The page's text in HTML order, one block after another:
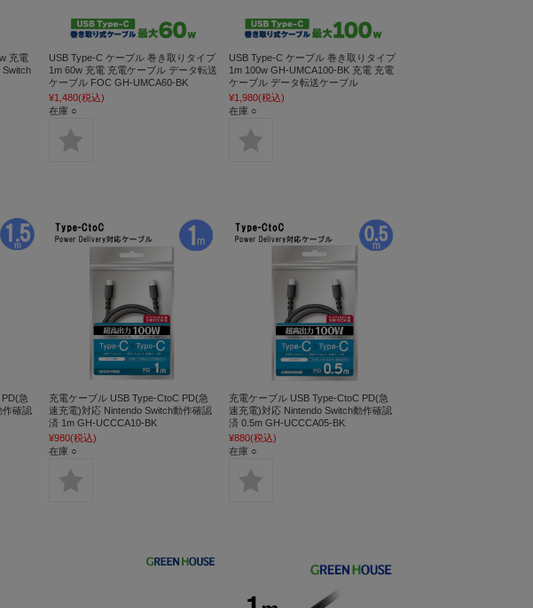
充電
Switch
USB Type-C ケーブル 巻き取りタイプ
1m 60w 充電 充電ケーブル データ転送
ケーブル FOC GH-UMCA60-BK
¥1,480(税込)
在庫 ○
USB Type-C ケーブル 巻き取りタイプ
1m 100w GH-UMCA100-BK 充電 充電
ケーブル データ転送ケーブル
¥1,980(税込)
在庫 ○
急
作確認
充電ケーブル USB Type-CtoC PD(急
速充電)対応 Nintendo Switch動作確認
済 1m GH-UCCCA10-BK
¥980(税込)
在庫 ○
充電ケーブル USB Type-CtoC PD(急
速充電)対応 Nintendo Switch動作確認
済 0.5m GH-UCCCA05-BK
¥880(税込)
在庫 ○